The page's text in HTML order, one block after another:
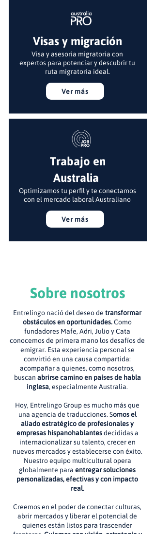
Visas y migración
Visa y asesoria migratoria con
expertos para potenciar y descubrir tu
ruta migratoria ideal.
Ver más
Trabajo en
Australia
Optimizamos tu perfil y te conectamos
con el mercado laboral Australiano
Ver más
Sobre nosotros
Entrelingo nació del deseo de transformar
obstáculos en oportunidades.Como
fundadores Mafe, Adri, Julio y Cata
conocemos de primera mano los desafíos de
emigrar. Esta experiencia personal se
convirtió en una causa compartida:
acompañar a quienes, como nosotros,
buscan abrirse camino en países de habla
inglesa, especialmente Australia.
Hoy, Entrelingo Group es mucho más que
una agencia de traducciones. Somos el
aliado estratégico de profesionales y
empresas hispanohablantesdecididas a
internacionalizar su talento, crecer en
nuevos mercados y establecerse con éxito.
Nuestro equipo multicultural opera
globalmente para entregar soluciones
personalizadas, efectivas y con impacto
real.
Creemos en el poder de conectar culturas,
abrir mercados y liberar el potencial de
quienes están listos para trascender